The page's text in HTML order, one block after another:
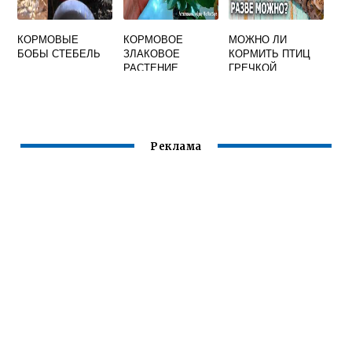
КОРМОВЫЕ
БОБЫ СТЕБЕЛЬ
КОРМОВОЕ
ЗЛАКОВОЕ
РАСТЕНИЕ
МОЖНО ЛИ
КОРМИТЬ ПТИЦ
ГРЕЧКОЙ
Реклама